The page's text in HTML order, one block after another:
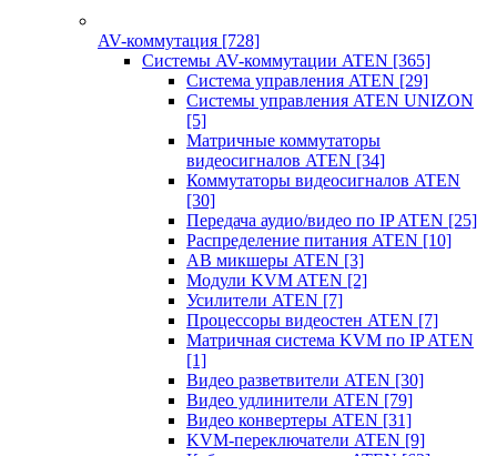
AV-коммутация [728]
Системы AV-коммутации ATEN [365]
Система управления ATEN [29]
Системы управления ATEN UNIZON
[5]
Матричные коммутаторы
видеосигналов ATEN [34]
Коммутаторы видеосигналов ATEN
[30]
Передача аудио/видео по IP ATEN [25]
Распределение питания ATEN [10]
АВ микшеры ATEN [3]
Модули KVM ATEN [2]
Усилители ATEN [7]
Процессоры видеостен ATEN [7]
Матричная система KVM по IP ATEN
[1]
Видео разветвители ATEN [30]
Видео удлинители ATEN [79]
Видео конвертеры ATEN [31]
KVM-переключатели ATEN [9]